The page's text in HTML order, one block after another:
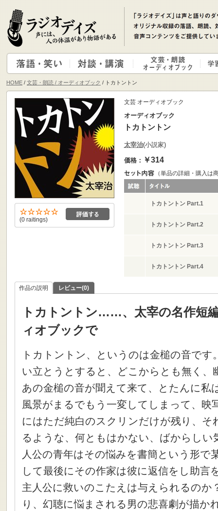
HOME / 文芸・朗読 / オーディオブック / トカトントン
(0 raitings)
文芸 オーディオブック
オーディオブック
トカトントン
太宰治(小説家)
価格： ￥314
（単品の詳細・購入は
トカトントン Part.1
トカトントン Part.2
トカトントン Part.3
トカトントン Part.4
作品の説明 レビュー(0)
トカトントン……、太宰の名作短
ィオブックで
トカトントン、というのは金槌の音です
い立とうとすると、どこからとも無く、
あの金槌の音が聞えて来て、とたんに私
風景がまるでもう一変してしまって、映
にはただ純白のスクリンだけが残り、
るような、何ともはかない、ばからし
人公の青年はその悩みを書簡という形で
して最後にその作家は彼に返信をし助言
主人公に救いのこたえは与えられるのか
り、幻聴に悩まされる男の悲喜劇が描か